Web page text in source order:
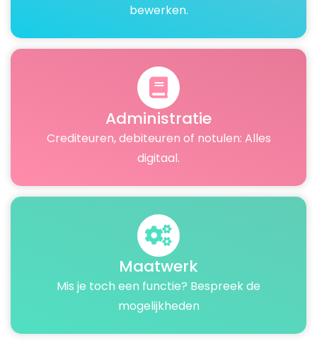
bewerken.
Administratie
Crediteuren, debiteuren of notulen: Alles
digitaal.
Maatwerk
Mis je toch een functie? Bespreek de
mogelijkheden